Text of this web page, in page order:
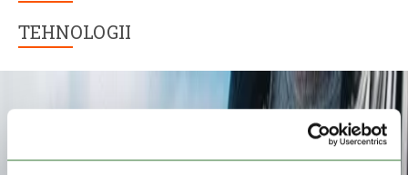
TEHNOLOGII